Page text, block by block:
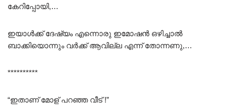
കേറിപ്പോയി,…
ഇയാൾക്ക് ദേഷ്യം എന്നൊരു ഇമോഷൻ ഒഴിച്ചാൽ
ബാക്കിയൊന്നും വർക്ക്‌ ആവില്ല എന്ന് തോന്നണു,…
**********
“ഇതാണ് മോള് പറഞ്ഞ വീട് !”